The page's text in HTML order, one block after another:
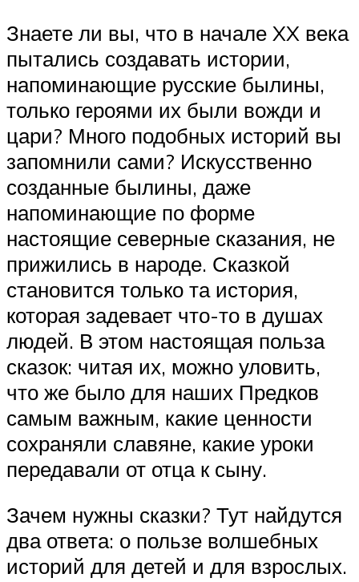
Знаете ли вы, что в начале XX века
пытались создавать истории,
напоминающие русские былины,
только героями их были вожди и
цари? Много подобных историй вы
запомнили сами? Искусственно
созданные былины, даже
напоминающие по форме
настоящие северные сказания, не
прижились в народе. Сказкой
становится только та история,
которая задевает что-то в душах
людей. В этом настоящая польза
сказок: читая их, можно уловить,
что же было для наших Предков
самым важным, какие ценности
сохраняли славяне, какие уроки
передавали от отца к сыну.
Зачем нужны сказки? Тут найдутся
два ответа: о пользе волшебных
историй для детей и для взрослых.